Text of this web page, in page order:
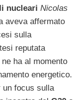
nucleari Nicolas
aveva affermato
sulla
reputata
ha al momento
energetico.
un focus sulla